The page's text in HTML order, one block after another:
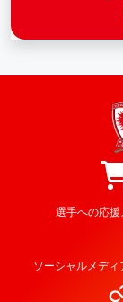
選手への応援
ソーシャルメデ